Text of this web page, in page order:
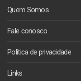
Quem Somos
Fale conosco
Política de privacidade
Links